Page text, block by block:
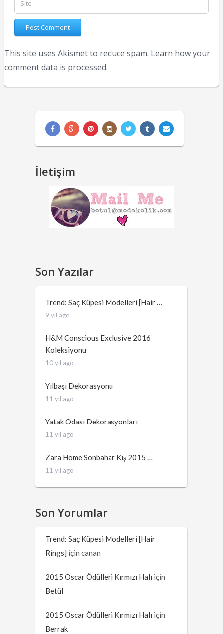
This site uses Akismet to reduce spam. Learn how your
comment data is processed.
İletişim
Son Yazılar
Trend: Saç Küpesi Modelleri [Hair …
9 yıl ago
H&M Conscious Exclusive 2016
Koleksiyonu
10 yıl ago
Yılbaşı Dekorasyonu
11 yıl ago
Yatak Odası Dekorasyonları
11 yıl ago
Zara Home Sonbahar Kış 2015 …
11 yıl ago
Son Yorumlar
Trend: Saç Küpesi Modelleri [Hair
Rings] içincanan
2015 Oscar Ödülleri Kırmızı Halı için
Betül
2015 Oscar Ödülleri Kırmızı Halı için
Berrak